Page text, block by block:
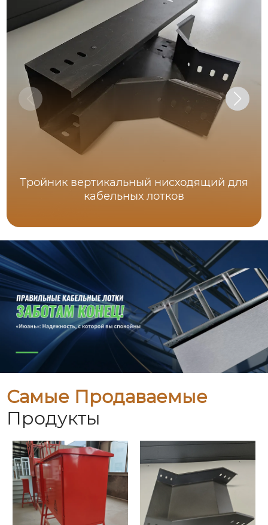
Тройник вертикальный нисходящий для
кабельных лотков
Самые Продаваемые
Продукты